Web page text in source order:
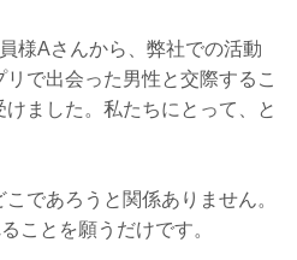
様Aさんから、弊社での活動
で出会った男性と交際するこ
ました。私たちにとって、と
であろうと関係ありません。
ことを願うだけです。